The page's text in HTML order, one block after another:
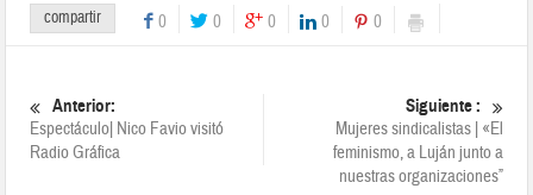
compartir 0 0 0 0 0
Anterior:
Espectáculo| Nico Favio visitó
Radio Gráfica
Siguiente :
Mujeres sindicalistas | «El
feminismo, a Luján junto a
nuestras organizaciones”